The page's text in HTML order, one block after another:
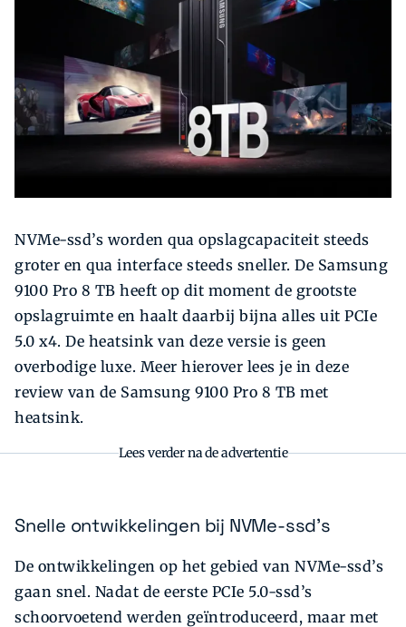
Zoeken
NVMe-ssd’s worden qua opslagcapaciteit steeds
groter en qua interface steeds sneller. De Samsung
9100 Pro 8 TB heeft op dit moment de grootste
opslagruimte en haalt daarbij bijna alles uit PCIe
5.0 x4. De heatsink van deze versie is geen
overbodige luxe. Meer hierover lees je in deze
review van de Samsung 9100 Pro 8 TB met
heatsink.
Lees verder na de advertentie
Snelle ontwikkelingen bij NVMe-ssd’s
De ontwikkelingen op het gebied van NVMe-ssd’s
gaan snel. Nadat de eerste PCIe 5.0-ssd’s
schoorvoetend werden geïntroduceerd, maar met